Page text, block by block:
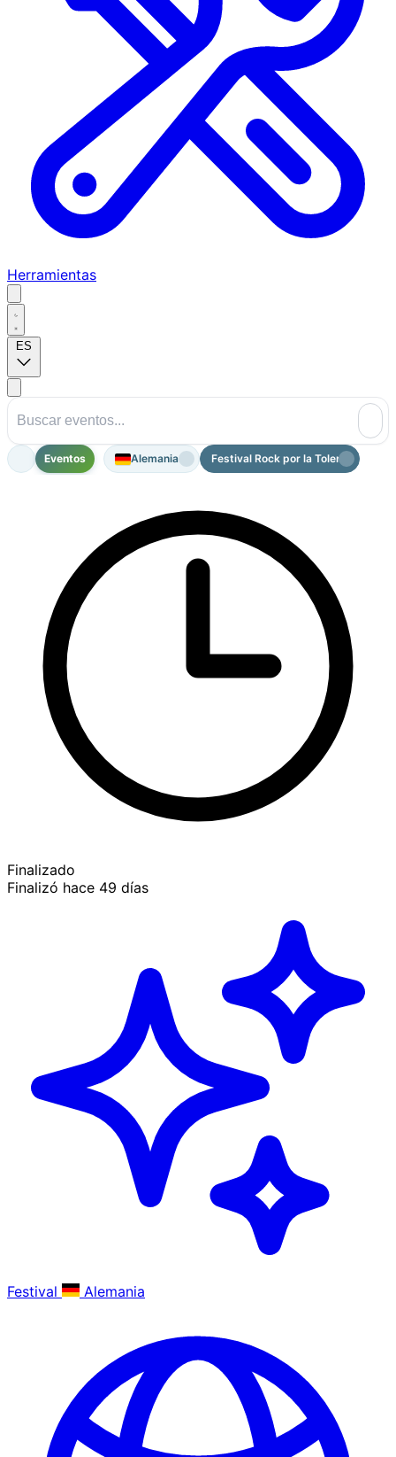
Herramientas
ES
Eventos Alemania Festival Rock por la Tolerancia
Finalizado
Finalizó hace 49 días
Festival Alemania